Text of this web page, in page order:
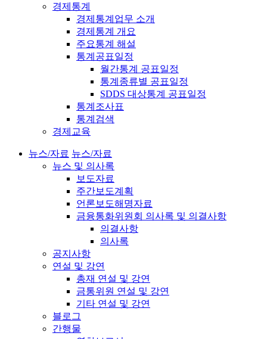
경제통계
경제통계업무 소개
경제통계 개요
주요통계 해설
통계공표일정
월간통계 공표일정
통계종류별 공표일정
SDDS 대상통계 공표일정
통계조사표
통계검색
경제교육
뉴스/자료 뉴스/자료
뉴스 및 의사록
보도자료
주간보도계획
언론보도해명자료
금융통화위원회 의사록 및 의결사항
의결사항
의사록
공지사항
연설 및 강연
총재 연설 및 강연
금통위원 연설 및 강연
기타 연설 및 강연
블로그
간행물